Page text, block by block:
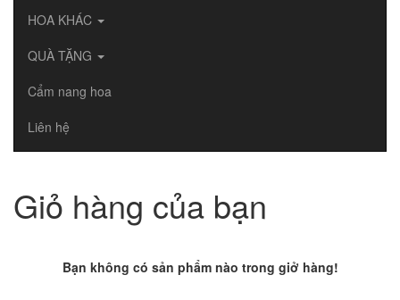
HOA KHÁC
QUÀ TẶNG
Cẩm nang hoa
Liên hệ
Giỏ hàng của bạn
Bạn không có sản phẩm nào trong giở hàng!